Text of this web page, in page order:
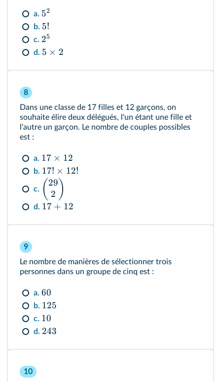
a. 52
b. 5!
c. 25
d. 5 × 2
8
Dans une classe de 17 filles et 12 garçons, on
souhaite élire deux délégués, l'un étant une fille et
l'autre un garçon. Le nombre de couples possibles
est :
a. 17 × 12
b. 17! × 12!
c. ( 29
2 )
d. 17 + 12
9
Le nombre de manières de sélectionner trois
personnes dans un groupe de cinq est :
a. 60
b. 125
c. 10
d. 243
10